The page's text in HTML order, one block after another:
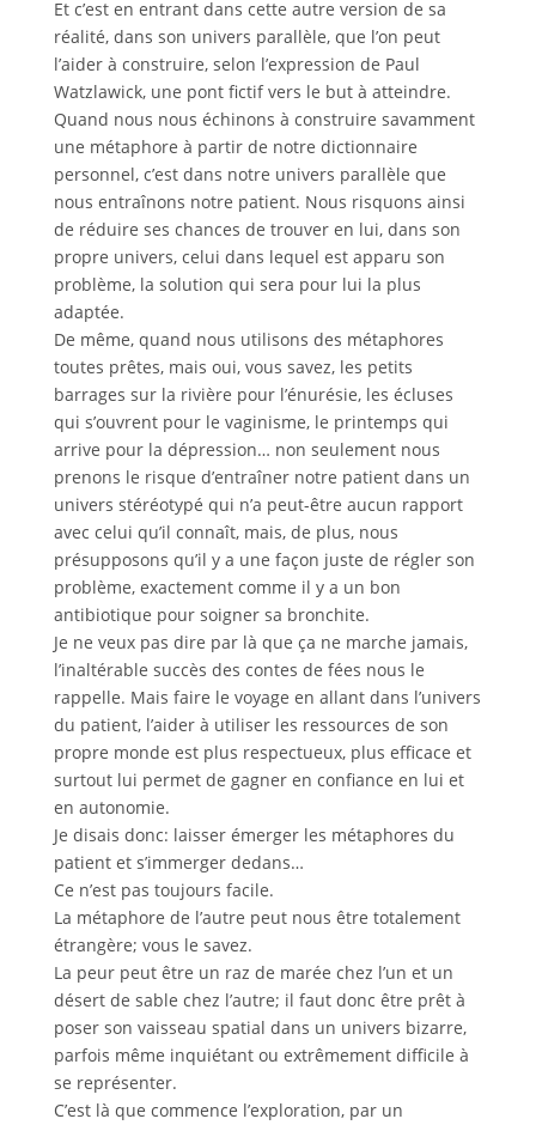
Et c’est en entrant dans cette autre version de sa
réalité, dans son univers parallèle, que l’on peut
l’aider à construire, selon l’expression de Paul
Watzlawick, une pont fictif vers le but à atteindre.
Quand nous nous échinons à construire savamment
une métaphore à partir de notre dictionnaire
personnel, c’est dans notre univers parallèle que
nous entraînons notre patient. Nous risquons ainsi
de réduire ses chances de trouver en lui, dans son
propre univers, celui dans lequel est apparu son
problème, la solution qui sera pour lui la plus
adaptée.
De même, quand nous utilisons des métaphores
toutes prêtes, mais oui, vous savez, les petits
barrages sur la rivière pour l’énurésie, les écluses
qui s’ouvrent pour le vaginisme, le printemps qui
arrive pour la dépression… non seulement nous
prenons le risque d’entraîner notre patient dans un
univers stéréotypé qui n’a peut-être aucun rapport
avec celui qu’il connaît, mais, de plus, nous
présupposons qu’il y a une façon juste de régler son
problème, exactement comme il y a un bon
antibiotique pour soigner sa bronchite.
Je ne veux pas dire par là que ça ne marche jamais,
l’inaltérable succès des contes de fées nous le
rappelle. Mais faire le voyage en allant dans l’univers
du patient, l’aider à utiliser les ressources de son
propre monde est plus respectueux, plus efficace et
surtout lui permet de gagner en confiance en lui et
en autonomie.
Je disais donc: laisser émerger les métaphores du
patient et s’immerger dedans…
Ce n’est pas toujours facile.
La métaphore de l’autre peut nous être totalement
étrangère; vous le savez.
La peur peut être un raz de marée chez l’un et un
désert de sable chez l’autre; il faut donc être prêt à
poser son vaisseau spatial dans un univers bizarre,
parfois même inquiétant ou extrêmement difficile à
se représenter.
C’est là que commence l’exploration, par un